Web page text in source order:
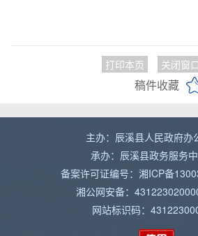
打印本页 关闭窗口
稿件收藏
主办：辰溪县人民政府办
承办：辰溪县政务服务
备案许可证编号：湘ICP备
湘公网安备：
网站标识码：